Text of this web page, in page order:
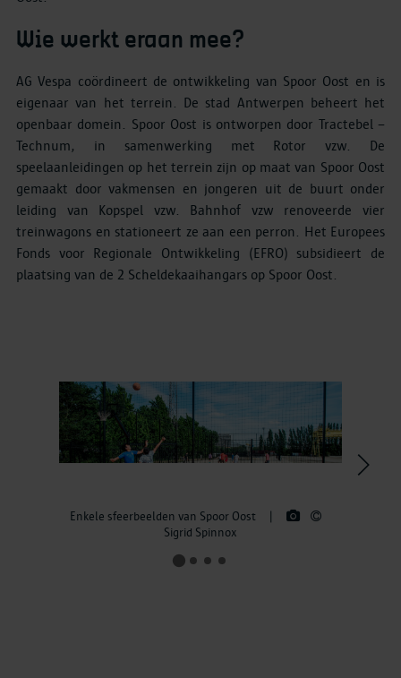
Wie werkt eraan mee?
AG Vespa coördineert de ontwikkeling van Spoor Oost en is
eigenaar van het terrein. De stad Antwerpen beheert het
openbaar domein. Spoor Oost is ontworpen door Tractebel –
Technum, in samenwerking met Rotor vzw. De
speelaanleidingen op het terrein zijn op maat van Spoor Oost
gemaakt door vakmensen en jongeren uit de buurt onder
leiding van Kopspel vzw. Bahnhof vzw renoveerde vier
treinwagons en stationeert ze aan een perron. Het Europees
Fonds voor Regionale Ontwikkeling (EFRO) subsidieert de
plaatsing van de 2 Scheldekaaihangars op Spoor Oost.
Enkele sfeerbeelden van Spoor Oost
Sigrid Spinnox
>